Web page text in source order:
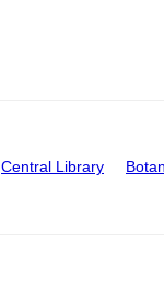
Central Library